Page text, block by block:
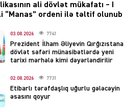
imzaladı
07.08.2026 5478
Tehran və İrəvandan
“Tramp yolu”na HƏMLƏ –
REAKSİYA
ali dövlət mükafatı – I
“Manas” ordeni ilə təltif olunub
03.08.2026 7741
Prezident İlham Əliyevin Qırğızıstana
dövlət səfəri münasibətlərdə yeni
tarixi mərhələ kimi dəyərləndirilir
02.08.2026 7731
Etibarlı tərəfdaşlıq uğurlu gələcəyin
əsasını qoyur